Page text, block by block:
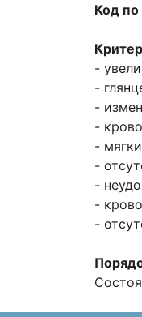
Код
-
-
-
-
-
-
-
-
-